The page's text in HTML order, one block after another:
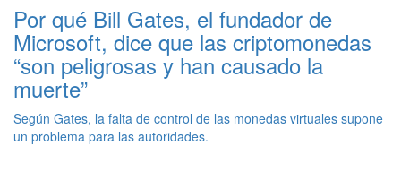
Por qué Bill Gates, el fundador de
Microsoft, dice que las criptomonedas
“son peligrosas y han causado la
muerte”
Según Gates, la falta de control de las monedas virtuales supone
un problema para las autoridades.